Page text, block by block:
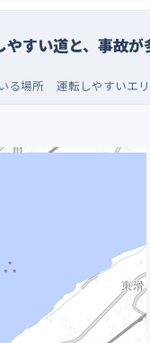
おくと安心だ。北野の北
で、寺や施設の前を通る
ばん早い時間帯がおすす
ぶといい。駐車の練習は、
ッピングセンターエールの
るから、開店前後の空い
直すといい。少し道具も
やすい道と、事故が
る場所 運転しやすいエ